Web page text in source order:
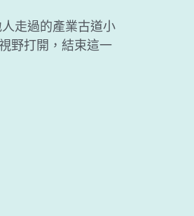
走過的產業古道小
野打開，結束這一